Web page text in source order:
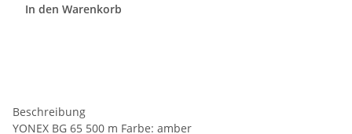
In den Warenkorb
Beschreibung
YONEX BG 65 500 m Farbe: amber